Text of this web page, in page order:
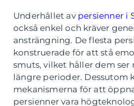
Underhållet av persienner i
också enkel och kräver
ansträngning. De flesta
konstruerade för att stå
smuts, vilket håller dem ser
längre perioder. Dessutom
mekanismerna för att
persienner vara